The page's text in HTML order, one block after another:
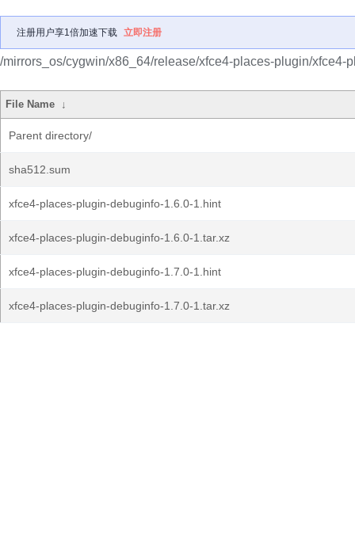
注册用户享1倍加速下载 立即注册
/mirrors_os/cygwin/x86_64/release/xfce4-places-plugin/xfce4-
File Name ↓
Parent directory/
sha512.sum
xfce4-places-plugin-debuginfo-1.6.0-1.hint
xfce4-places-plugin-debuginfo-1.6.0-1.tar.xz
xfce4-places-plugin-debuginfo-1.7.0-1.hint
xfce4-places-plugin-debuginfo-1.7.0-1.tar.xz